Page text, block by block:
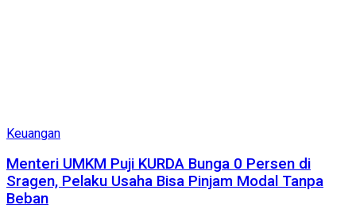
Keuangan
Menteri UMKM Puji KURDA Bunga 0 Persen di
Sragen, Pelaku Usaha Bisa Pinjam Modal Tanpa
Beban